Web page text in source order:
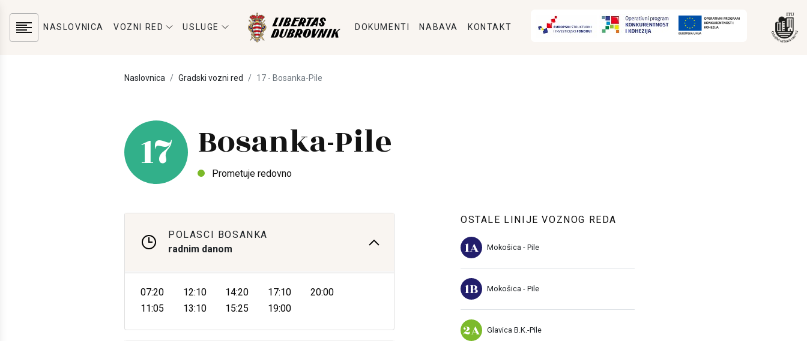
NASLOVNICA VOZNI RED USLUGE DOKUMENTI NABAVA KONTAKT
Naslovnica Gradski vozni red 17 - Bosanka-Pile
17 Bosanka-Pile
Prometuje redovno
POLASCI BOSANKA
radnim danom
07:20
11:05
12:10
13:10
14:20
15:25
17:10
19:00
20:00
OSTALE LINIJE VOZNOG REDA
1A Mokošica - Pile
1B Mokošica - Pile
2A Glavica B.K.-Pile